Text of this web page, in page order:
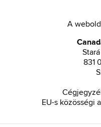
A
831
EU-s közösségi